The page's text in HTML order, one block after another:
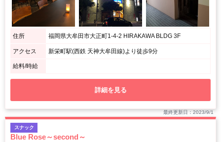
住所 福岡県大牟田市大正町1-4-2 HIRAKAWA BLDG 3F
アクセス 新栄町駅(西鉄 天神大牟田線)より徒歩9分
給料/時給
詳細を見る
最終更新日：2023/9/1
スナック
Blue Rose～second～